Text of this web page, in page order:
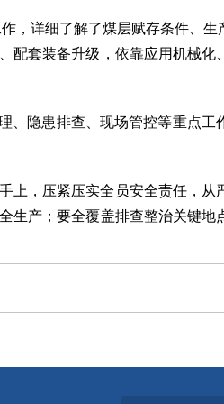
，详细了解了煤层赋存条件、生
套装备升级，依靠应用机械
、隐患排查、现场管控等重点
，压紧压实全员安全责任，
产；要全覆盖排查整治关键